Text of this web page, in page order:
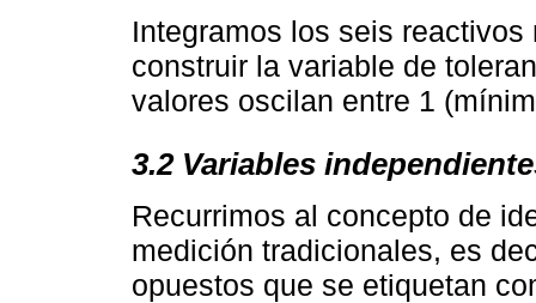
Integramos los seis
construir la variable de
valores oscilan entre 1
3.2 Variables
Recurrimos al concepto de
medición tradicionales, es
opuestos que se etiquetan